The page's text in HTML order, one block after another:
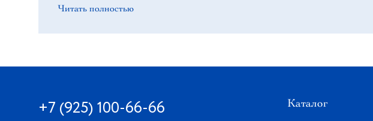
используя старинные проверенные технологии. Оригинальные орнаменты
особая глазурь поможет сохранить блеск и отличное состояние долгие
Читать полностью
+7 (925) 100-66-66 Каталог